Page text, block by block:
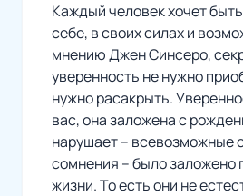
Каждый человек хочет
себе, в своих силах и
мнению Джен Синсеро,
уверенность не нужно
нужно расакрыть.
вас, она заложена с
нарушает – всевозможные
сомнения – было заложено
жизни. То есть они не